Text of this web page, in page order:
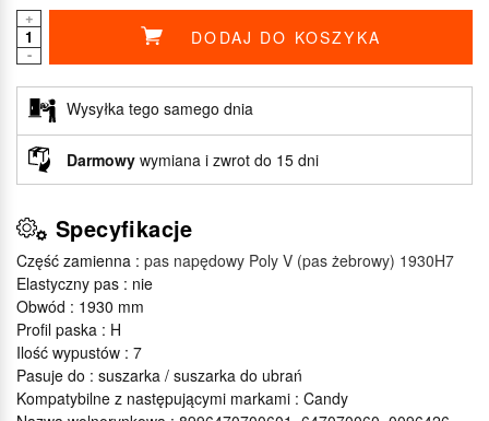
+
-
DODAJ DO KOSZYKA
Wysyłka tego samego dnia
Darmowy wymiana i zwrot do 15 dni
Specyfikacje
Część zamienna : pas napędowy Poly V (pas żebrowy) 1930H7
Elastyczny pas : nie
Obwód : 1930 mm
Profil paska : H
Ilość wypustów : 7
Pasuje do : suszarka / suszarka do ubrań
Kompatybilne z następującymi markami : Candy